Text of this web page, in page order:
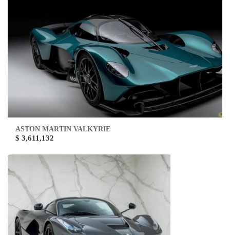
ASTON MARTIN VALKYRIE
$ 3,611,132